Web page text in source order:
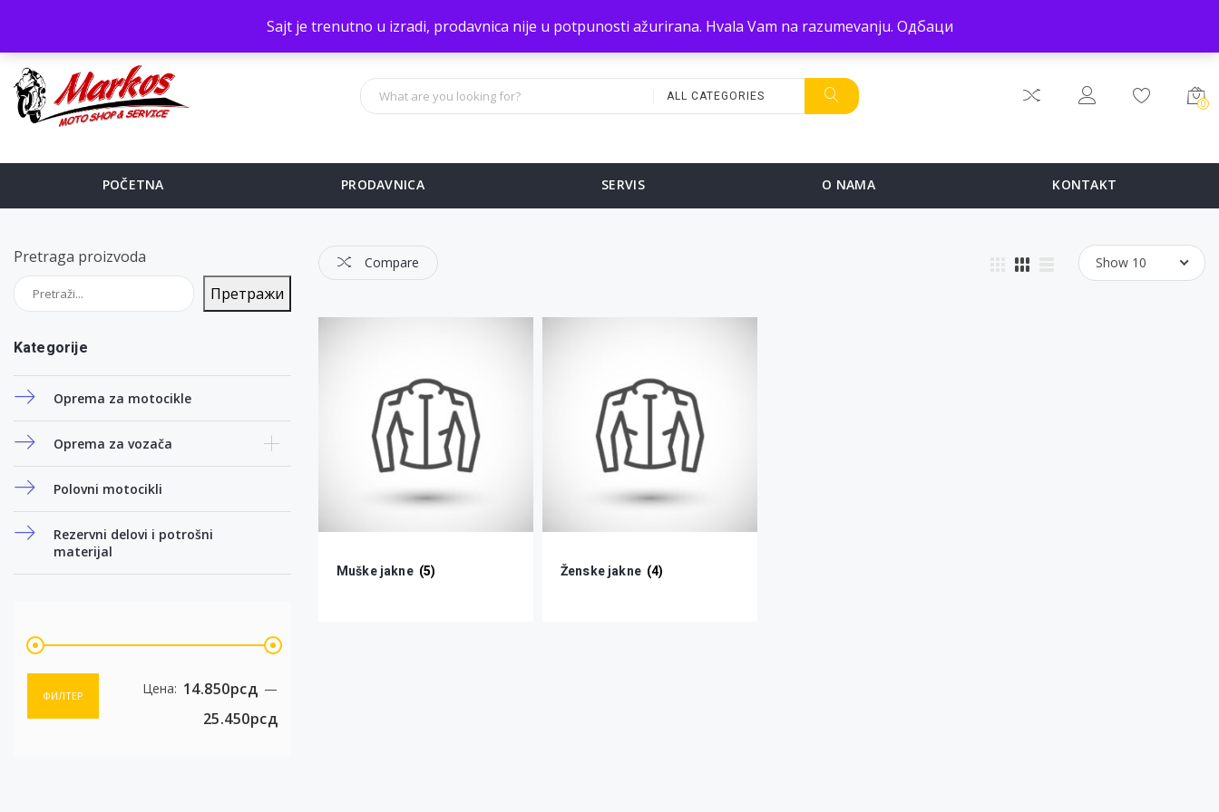
Sajt je trenutno u izradi, prodavnica nije u potpunosti ažurirana. Hvala Vam na razumevanju. Одбаци
POČETNA
ALL CATEGORIES 0
POČETNA PRODAVNICA SERVIS O NAMA KONTAKT
Pretraga proizvoda
Претражи
Kategorije
Oprema za motocikle
Oprema za vozača
Polovni motocikli
Rezervni delovi i potrošni
materijal
ФИЛТЕР Цена: 14.850рсд —
25.450рсд
Compare Show 10
Muške jakne (5) Ženske jakne (4)